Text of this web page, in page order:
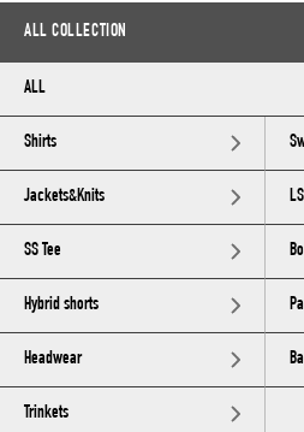
ALL COLLECTION
ALL
Shirts
Jackets&Knits
SS Tee
Hybrid shorts
Headwear
Trinkets